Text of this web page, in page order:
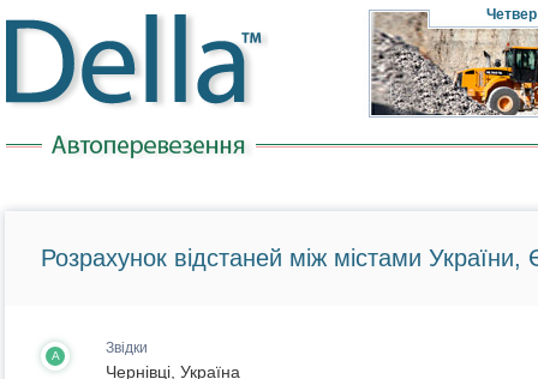
Четвер
Розрахунок відстаней між містами України,
A Звідки